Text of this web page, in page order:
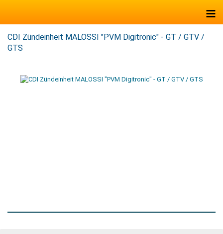
CDI Zündeinheit MALOSSI "PVM Digitronic" - GT / GTV /
GTS